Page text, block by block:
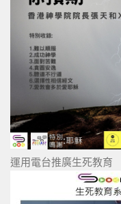
運用電台推廣生死教育